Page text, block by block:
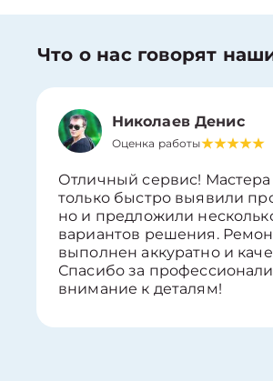
Что о нас говорят
Николаев Денис
Оценка работы
Отличный сервис! Мастера
только быстро выявили
но и предложили
вариантов решения.
выполнен аккуратно и
Спасибо за
внимание к деталям!